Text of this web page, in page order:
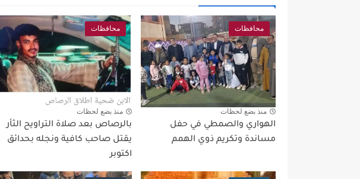
محافظات
منذ بضع لحظات
الهواري والصمطي في حفل
مساندة وتكريم ذوي الهمم
محافظات
منذ بضع لحظات
بالرصاص بعد صلاة التراويح الثأر
يقتل صاحب كافية ونجله بحدائق
اكتوبر